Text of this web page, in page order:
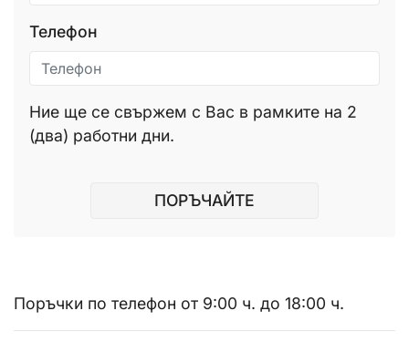
Телефон
Ние ще се свържем с Вас в рамките на 2
(два) работни дни.
ПОРЪЧАЙТЕ
Поръчки по телефон от 9:00 ч. до 18:00 ч.